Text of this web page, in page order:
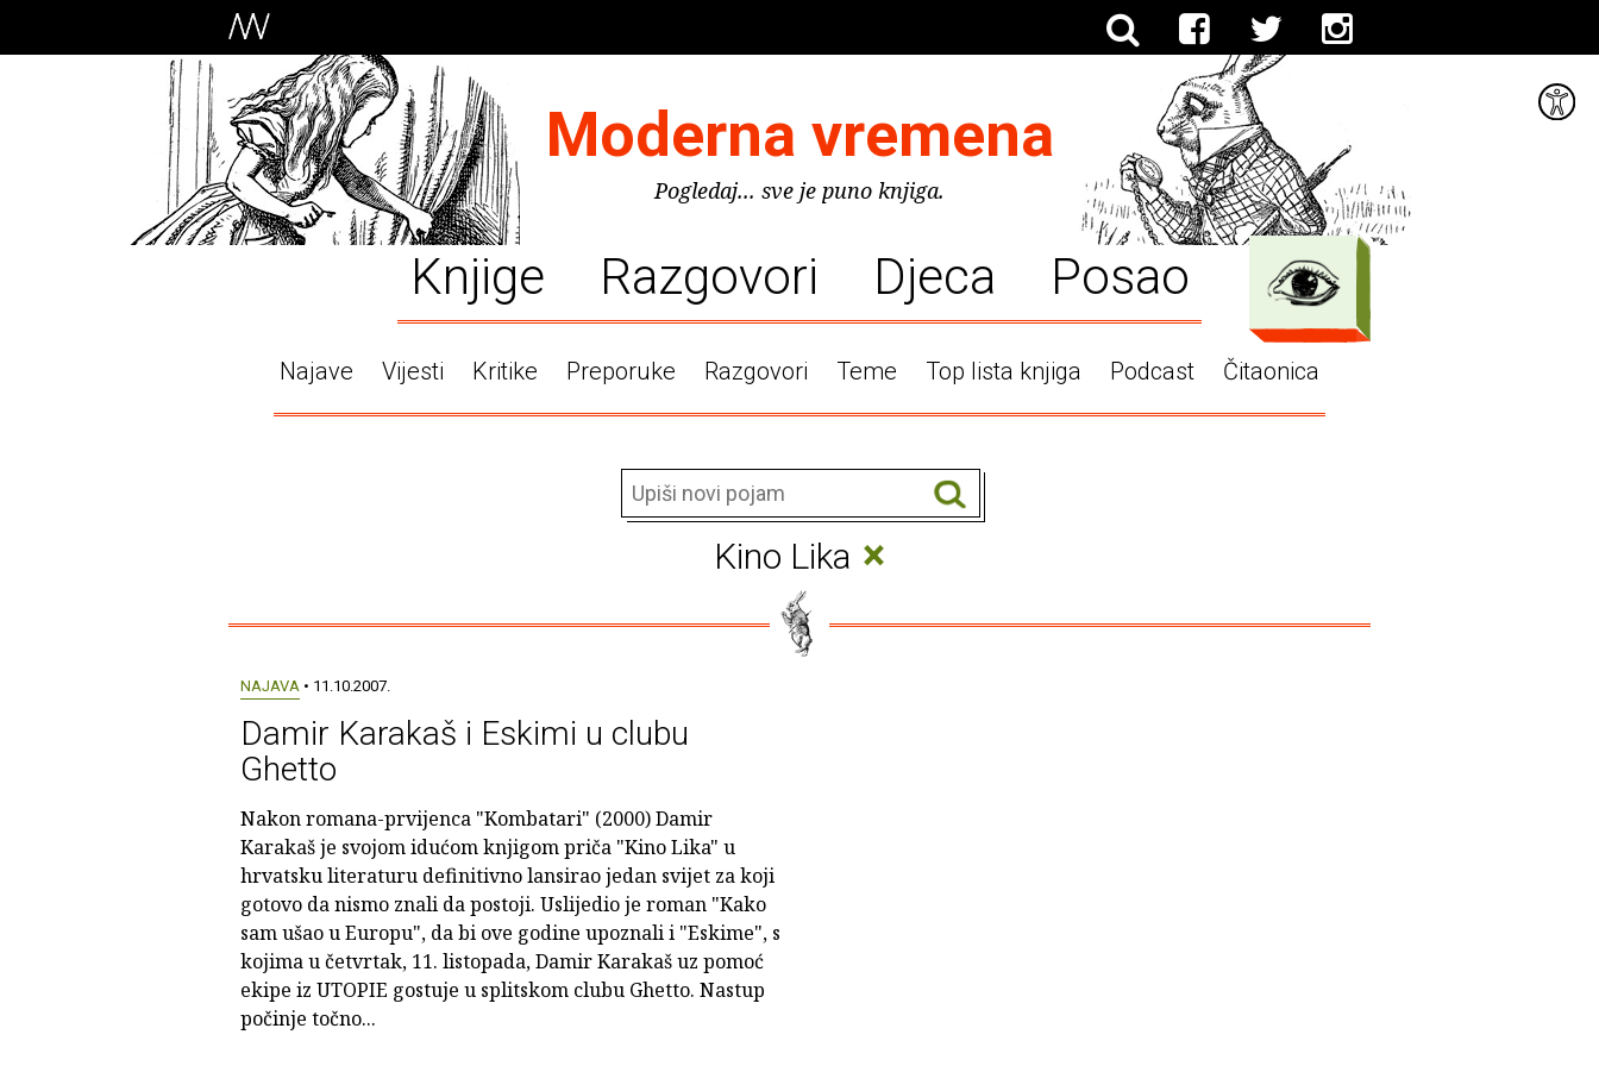
Moderna vremena
Pogledaj... sve je puno knjiga.
Knjige Razgovori Djeca Posao
Najave Vijesti Kritike Preporuke Razgovori Teme Top lista knjiga Podcast Čitaonica
Kino Lika ×
NAJAVA• 11.10.2007.
Damir Karakaš i Eskimi u clubu
Ghetto
Nakon romana-prvijenca "Kombatari" (2000) Damir
Karakaš je svojom idućom knjigom priča "Kino Lika" u
hrvatsku literaturu definitivno lansirao jedan svijet za koji
gotovo da nismo znali da postoji. Uslijedio je roman "Kako
sam ušao u Europu", da bi ove godine upoznali i "Eskime", s
kojima u četvrtak, 11. listopada, Damir Karakaš uz pomoć
ekipe iz UTOPIE gostuje u splitskom clubu Ghetto. Nastup
počinje točno...